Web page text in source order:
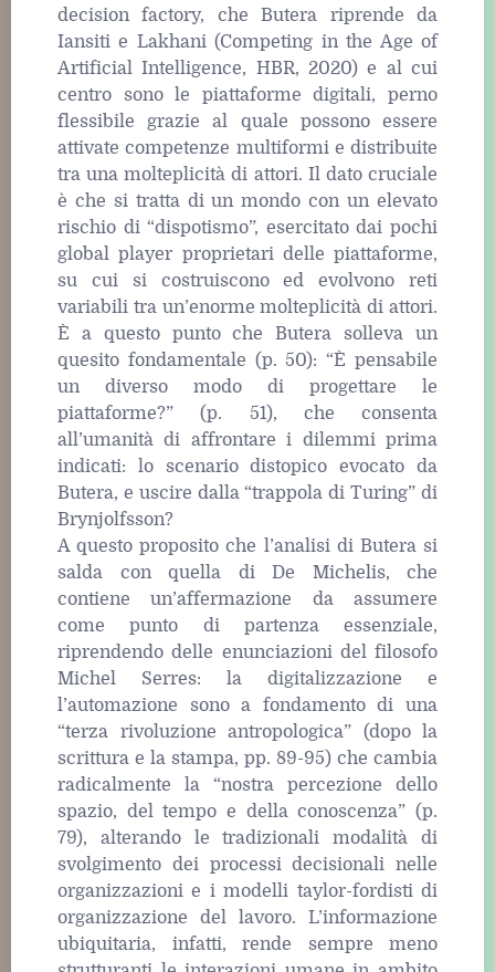
decision factory, che Butera riprende da
Iansiti e Lakhani (Competing in the Age of
Artificial Intelligence, HBR, 2020) e al cui
centro sono le piattaforme digitali, perno
flessibile grazie al quale possono essere
attivate competenze multiformi e distribuite
tra una molteplicità di attori. Il dato cruciale
è che si tratta di un mondo con un elevato
rischio di “dispotismo”, esercitato dai pochi
global player proprietari delle piattaforme,
su cui si costruiscono ed evolvono reti
variabili tra un’enorme molteplicità di attori.
È a questo punto che Butera solleva un
quesito fondamentale (p. 50): “È pensabile
un diverso modo di progettare le
piattaforme?” (p. 51), che consenta
all’umanità di affrontare i dilemmi prima
indicati: lo scenario distopico evocato da
Butera, e uscire dalla “trappola di Turing” di
Brynjolfsson?
A questo proposito che l’analisi di Butera si
salda con quella di De Michelis, che
contiene un’affermazione da assumere
come punto di partenza essenziale,
riprendendo delle enunciazioni del filosofo
Michel Serres: la digitalizzazione e
l’automazione sono a fondamento di una
“terza rivoluzione antropologica” (dopo la
scrittura e la stampa, pp. 89-95) che cambia
radicalmente la “nostra percezione dello
spazio, del tempo e della conoscenza” (p.
79), alterando le tradizionali modalità di
svolgimento dei processi decisionali nelle
organizzazioni e i modelli taylor-fordisti di
organizzazione del lavoro. L’informazione
ubiquitaria, infatti, rende sempre meno